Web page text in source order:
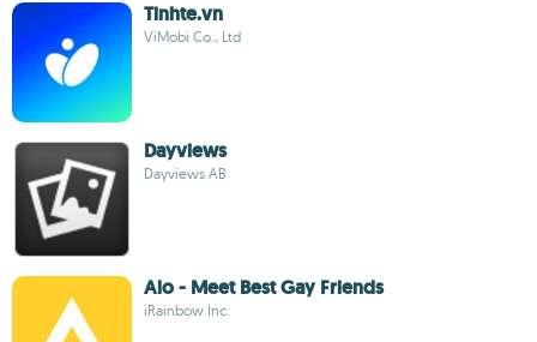
Tinhte.vn
ViMobi Co., Ltd
Dayviews
Dayviews AB
Alo - Meet Best Gay Friends
iRainbow Inc.